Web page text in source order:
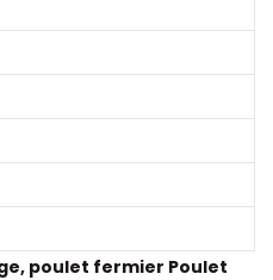
poulet fermier Poulet